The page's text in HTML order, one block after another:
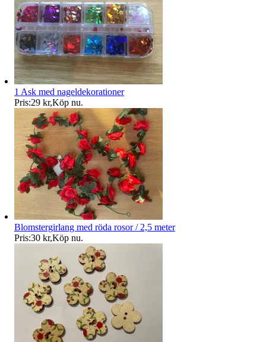
1 Ask med nageldekorationer
Pris:29 kr,Köp nu.
Blomstergirlang med röda rosor / 2,5 meter
Pris:30 kr,Köp nu.